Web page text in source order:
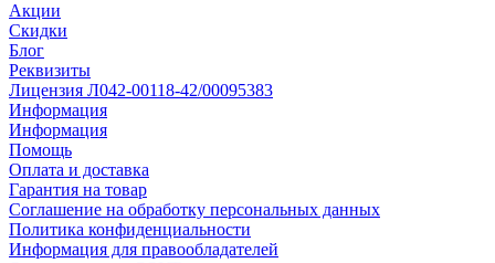
Акции
Скидки
Блог
Реквизиты
Лицензия Л042-00118-42/00095383
Информация
Информация
Помощь
Оплата и доставка
Гарантия на товар
Соглашение на обработку персональных данных
Политика конфиденциальности
Информация для правообладателей